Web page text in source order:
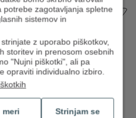
zagotavljanja spletne
sistemov in
z uporabo piškotkov,
storitev in prenosom osebnih
"Nujni piškotki", ali pa
opraviti individualno izbiro.
meri Strinjam se